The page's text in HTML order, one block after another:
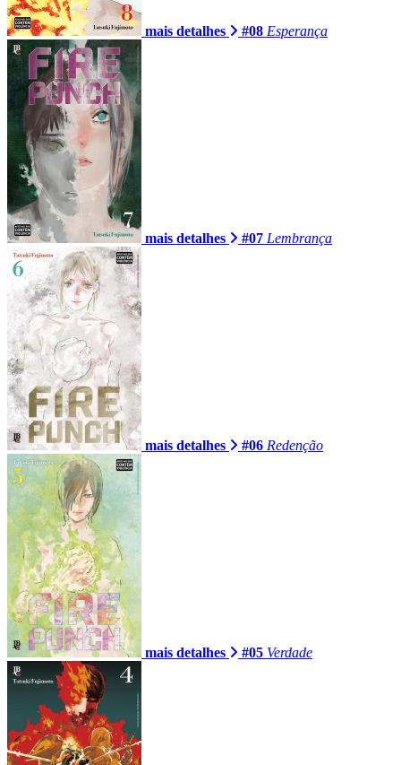
mais detalhes #08 Esperança
mais detalhes #07 Lembrança
mais detalhes #06 Redenção
mais detalhes #05 Verdade